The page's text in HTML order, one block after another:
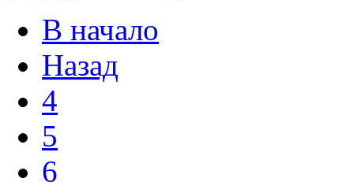
В начало
Назад
4
5
6